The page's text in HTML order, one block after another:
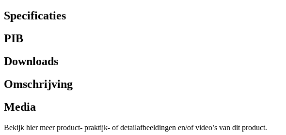
Specificaties
PIB
Downloads
Omschrijving
Media
Bekijk hier meer product- praktijk- of detailafbeeldingen en/of video’s van dit product.